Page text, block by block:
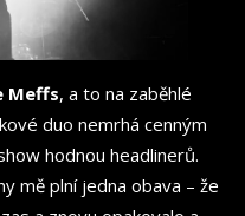
Meffs, a to na zaběhlé
duo nemrhá cenným
hodnou headlinerů.
mě plní jedna obava – že